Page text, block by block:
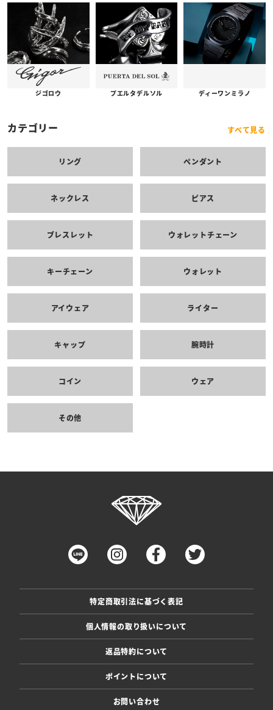
ジゴロウ プエルタデルソル ディーワンミラノ
カテゴリー すべて見る
リング ペンダント
ネックレス ピアス
ブレスレット ウォレットチェーン
キーチェーン ウォレット
アイウェア ライター
キャップ 腕時計
コイン ウェア
その他
特定商取引法に基づく表記
個人情報の取り扱いについて
返品特約について
ポイントについて
お問い合わせ